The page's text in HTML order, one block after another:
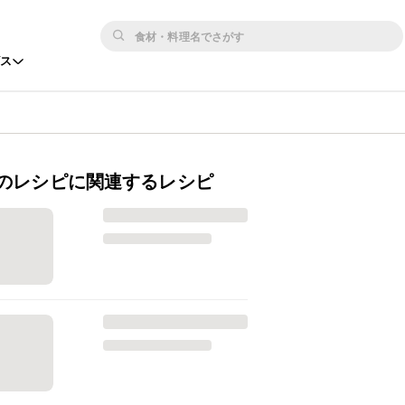
レシピに関連するレシピ